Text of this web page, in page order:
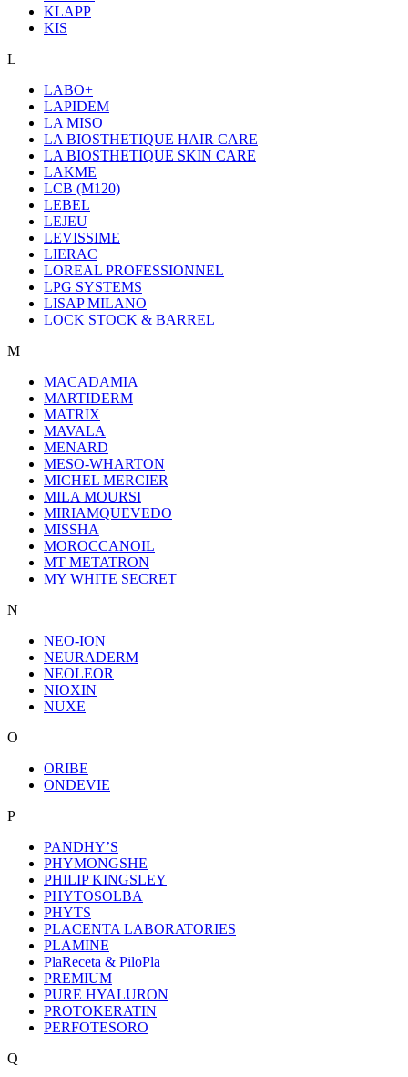
KLAPP
KIS
L
LABO+
LAPIDEM
LA MISO
LA BIOSTHETIQUE HAIR CARE
LA BIOSTHETIQUE SKIN CARE
LAKME
LCB (M120)
LEBEL
LEJEU
LEVISSIME
LIERAC
LOREAL PROFESSIONNEL
LPG SYSTEMS
LISAP MILANO
LOCK STOCK & BARREL
M
MACADAMIA
MARTIDERM
MATRIX
MAVALA
MENARD
MESO-WHARTON
MICHEL MERCIER
MILA MOURSI
MIRIAMQUEVEDO
MISSHA
MOROCCANOIL
MT METATRON
MY WHITE SECRET
N
NEO-ION
NEURADERM
NEOLEOR
NIOXIN
NUXE
O
ORIBE
ONDEVIE
P
PANDHY’S
PHYMONGSHE
PHILIP KINGSLEY
PHYTOSOLBA
PHYTS
PLACENTA LABORATORIES
PLAMINE
PlaReceta & PiloPla
PREMIUM
PURE HYALURON
PROTOKERATIN
PERFOTESORO
Q